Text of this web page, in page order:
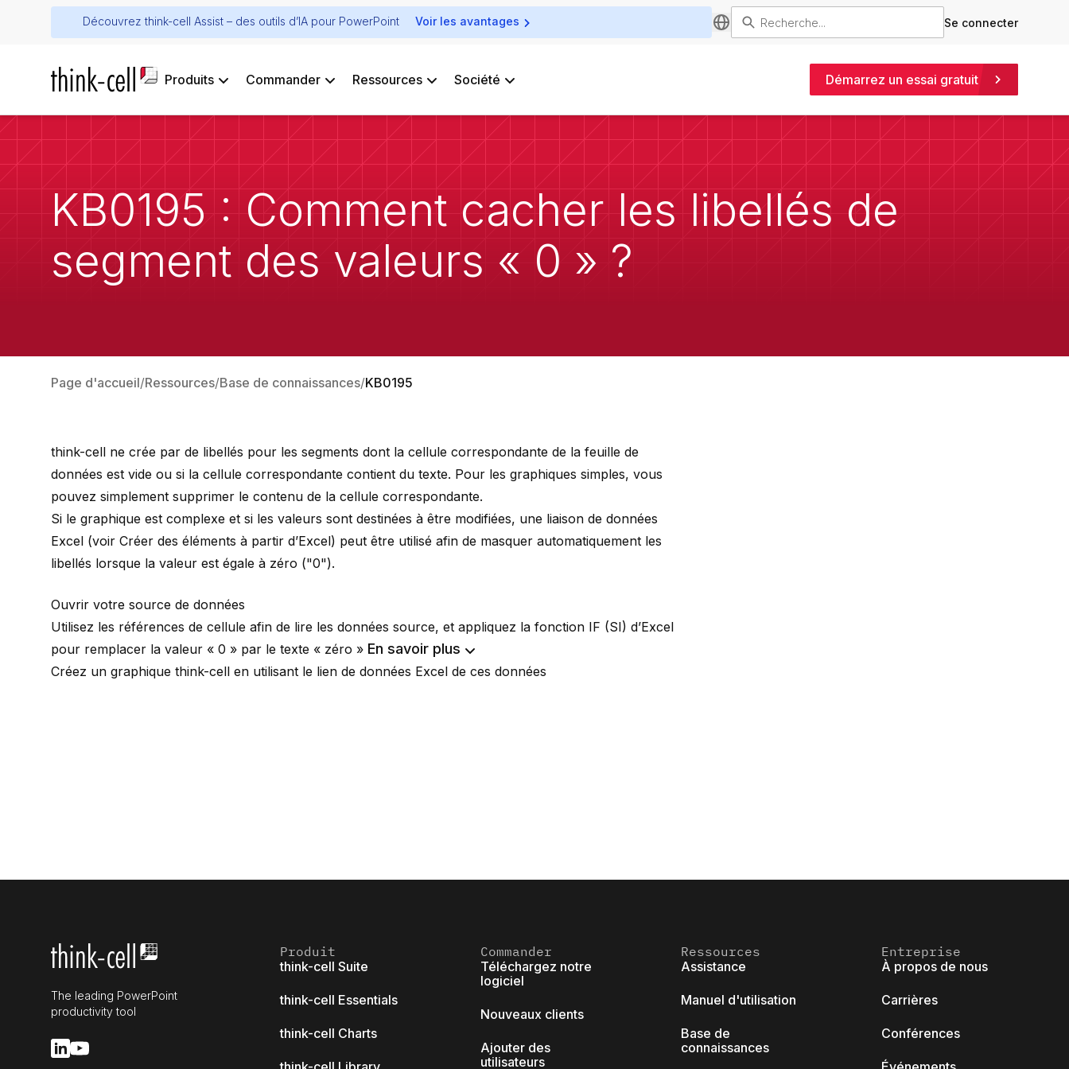
Découvrez think-cell Assist – des outils d’IA pour PowerPoint Voir les avantages Se connecter
Produits Commander Ressources Société Démarrez un essai gratuit
KB0195 : Comment cacher les libellés de
segment des valeurs « 0 » ?
Page d'accueil Ressources Base de connaissances KB0195
think-cell ne crée par de libellés pour les segments dont la cellule correspondante de la feuille de
données est vide ou si la cellule correspondante contient du texte. Pour les graphiques simples, vous
pouvez simplement supprimer le contenu de la cellule correspondante.
Si le graphique est complexe et si les valeurs sont destinées à être modifiées, une liaison de données
Excel (voir Créer des éléments à partir d’Excel) peut être utilisé afin de masquer automatiquement les
libellés lorsque la valeur est égale à zéro ("0").
Ouvrir votre source de données
Utilisez les références de cellule afin de lire les données source, et appliquez la fonction IF (SI) d’Excel
pour remplacer la valeur « 0 » par le texte « zéro » En savoir plus
Créez un graphique think-cell en utilisant le lien de données Excel de ces données
The leading PowerPoint
productivity tool
Produit
think-cell Suite
think-cell Essentials
think-cell Charts
Commander
Téléchargez notre
logiciel
Nouveaux clients
Ajouter des
utilisateurs
Ressources
Assistance
Manuel d'utilisation
Base de
connaissances
Entreprise
À propos de nous
Carrières
Conférences